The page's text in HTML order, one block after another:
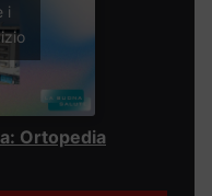
i
Ortopedia